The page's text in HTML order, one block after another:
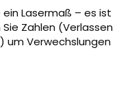
Lasermaß – es ist
Zahlen (Verlassen
um Verwechslungen